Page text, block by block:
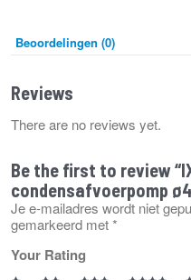
Beoordelingen (0)
Reviews
There are no reviews yet.
Be the first to review
condensafvoerpomp
Je e-mailadres wordt niet
gemarkeerd met*
Your Rating